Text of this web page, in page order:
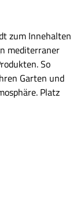
zum Innehalten
mediterraner
So
Garten und
Platz